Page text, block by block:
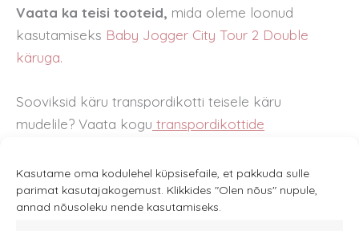
Kasutame oma kodulehel küpsisefaile, et pakkuda sulle
parimat kasutajakogemust. Klikkides "Olen nõus" nupule,
annad nõusoleku nende kasutamiseks.
Vaata ka teisi tooteid, mida oleme loonud
kasutamiseks Baby Jogger City Tour 2 Double
käruga.
Sooviksid käru transpordikotti teisele käru
mudelile? Vaata kogu transpordikottide